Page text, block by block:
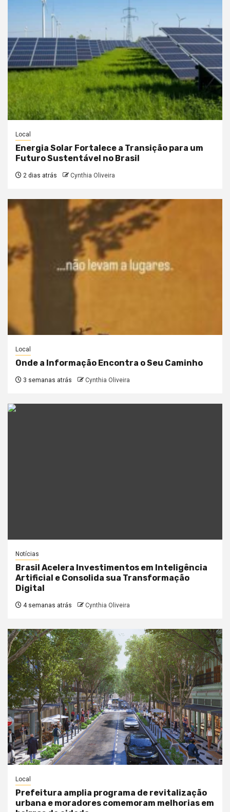
Local
Energia Solar Fortalece a Transição para um
Futuro Sustentável no Brasil
2 dias atrás Cynthia Oliveira
Local
Onde a Informação Encontra o Seu Caminho
3 semanas atrás Cynthia Oliveira
Notícias
Brasil Acelera Investimentos em Inteligência
Artificial e Consolida sua Transformação
Digital
4 semanas atrás Cynthia Oliveira
Local
Prefeitura amplia programa de revitalização
urbana e moradores comemoram melhorias em